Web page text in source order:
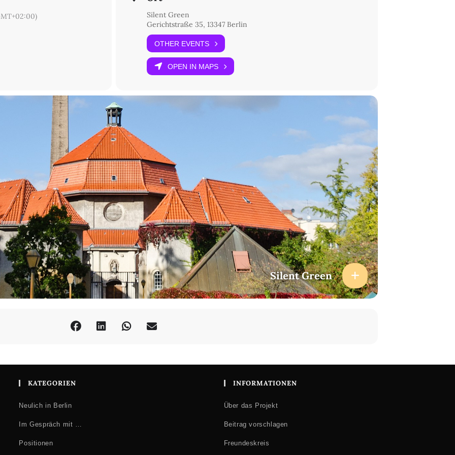
Silent Green
Gerichtstraße 35, 13347 Berlin
OTHER EVENTS
OPEN IN MAPS
Silent Green
KATEGORIEN
Neulich in Berlin
Im Gespräch mit …
Positionen
INFORMATIONEN
Über das Projekt
Beitrag vorschlagen
Freundeskreis